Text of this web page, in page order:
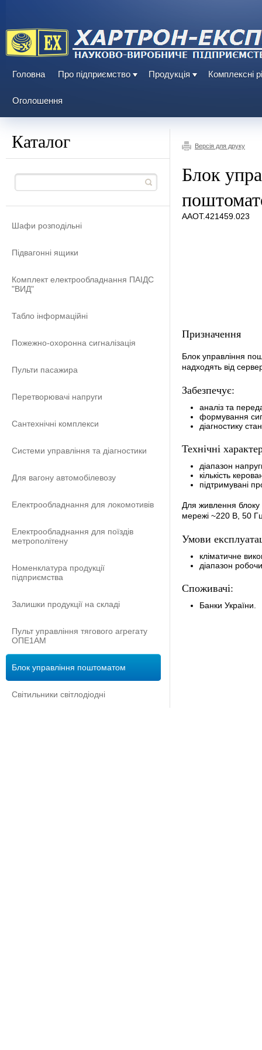
Головна Про підприємство Продукція Комплексні
Оголошення
Каталог
Шафи розподільні
Підвагонні ящики
Комплект електрообладнання ПАІДС
"ВИД"
Табло інформаційні
Пожежно-охоронна сигналізація
Пульти пасажира
Перетворювачі напруги
Сантехнічні комплекси
Системи управління та діагностики
Для вагону автомобілевозу
Електрообладнання для локомотивів
Електрообладнання для поїздів
метрополітену
Номенклатура продукції
підприємства
Залишки продукції на складі
Пульт управління тягового агрегату
ОПЕ1АМ
Блок управління поштоматом
Світильники світлодіодні
Версія для друку
Блок
ААОТ.421459.023
Призначення
Блок управління
надходять від
Забезпечує:
аналіз та
формування
діагностику
Технічні
діапазон
кількість
підтримувані
Для живлення блоку
мережі ~220 B, 50
Умови
кліматичне
діапазон
Споживачі:
Банки України.